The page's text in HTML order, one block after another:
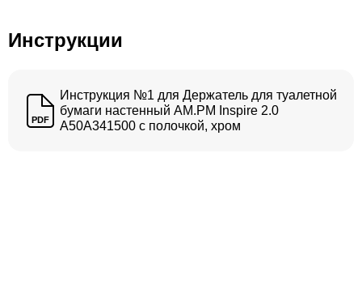
Инструкции
PDF
Инструкция №1 для Держатель для туалетной
бумаги настенный AM.PM Inspire 2.0
A50A341500 с полочкой, хром